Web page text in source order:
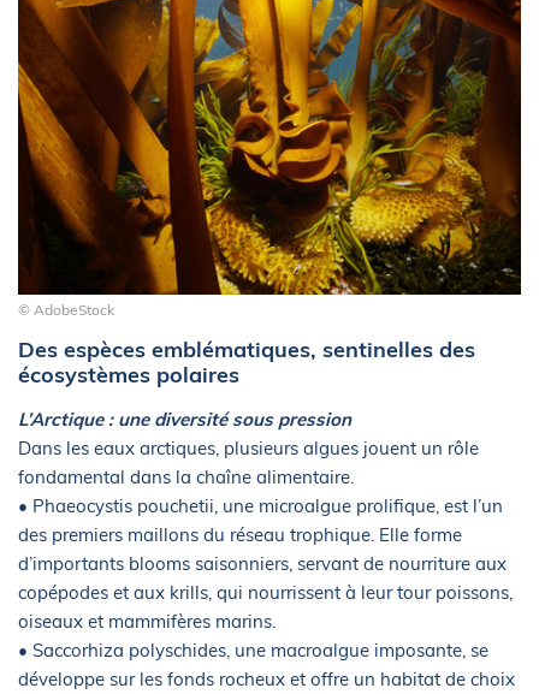
© AdobeStock
Des espèces emblématiques, sentinelles des
écosystèmes polaires
L’Arctique : une diversité sous pression
Dans les eaux arctiques, plusieurs algues jouent un rôle
fondamental dans la chaîne alimentaire.
• Phaeocystis pouchetii, une microalgue prolifique, est l’un
des premiers maillons du réseau trophique. Elle forme
d’importants blooms saisonniers, servant de nourriture aux
copépodes et aux krills, qui nourrissent à leur tour poissons,
oiseaux et mammifères marins.
• Saccorhiza polyschides, une macroalgue imposante, se
développe sur les fonds rocheux et offre un habitat de choix